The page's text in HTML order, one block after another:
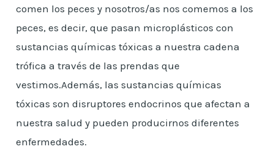
comen los peces y nosotros/as nos comemos a los
peces, es decir, que pasan microplásticos con
sustancias químicas tóxicas a nuestra cadena
trófica a través de las prendas que
vestimos.Además, las sustancias químicas
tóxicas son disruptores endocrinos que afectan a
nuestra salud y pueden producirnos diferentes
enfermedades.